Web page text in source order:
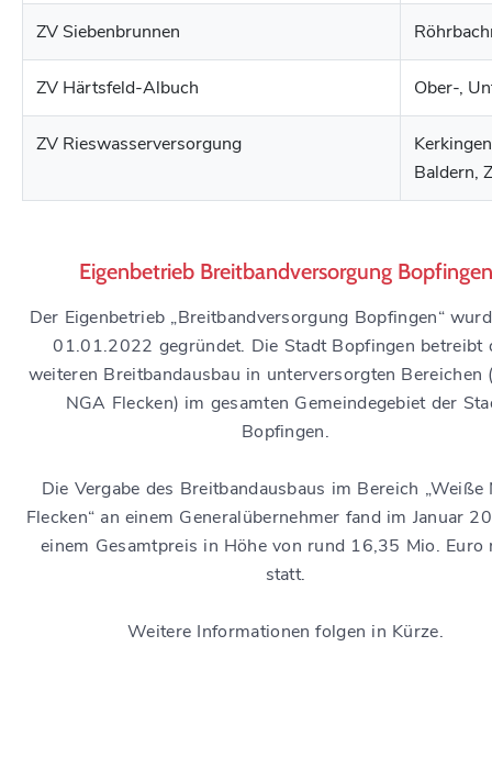
ZV Siebenbrunnen
ZV Härtsfeld-Albuch Ober-,
ZV Rieswasserversorgung
Baldern,
Eigenbetrieb Breitbandversorgung Bopfingen
Der Eigenbetrieb „Breitbandversorgung Bopfingen“
01.01.2022 gegründet. Die Stadt Bopfingen betreibt
weiteren Breitbandausbau in unterversorgten Bereichen
NGA Flecken) im gesamten Gemeindegebiet der
Bopfingen.
Die Vergabe des Breitbandausbaus im Bereich „Weiße
Flecken“ an einem Generalübernehmer fand im Januar
einem Gesamtpreis in Höhe von rund 16,35 Mio. Euro
statt.
Weitere Informationen folgen in Kürze.